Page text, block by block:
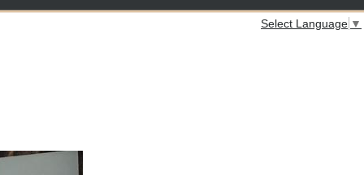
Select Language ▼